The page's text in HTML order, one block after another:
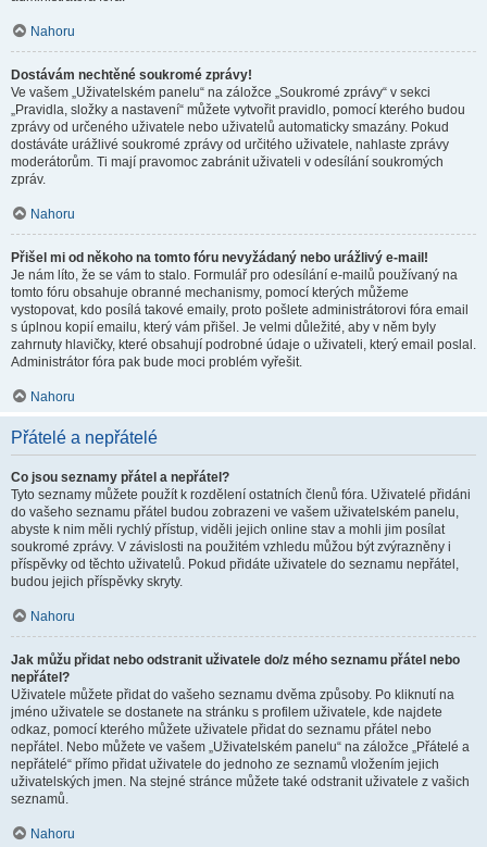
Nahoru
Dostávám nechtěné soukromé zprávy!
Ve vašem „Uživatelském panelu“ na záložce „Soukromé zprávy“ v sekci
„Pravidla, složky a nastavení“ můžete vytvořit pravidlo, pomocí kterého budou
zprávy od určeného uživatele nebo uživatelů automaticky smazány. Pokud
dostáváte urážlivé soukromé zprávy od určitého uživatele, nahlaste zprávy
moderátorům. Ti mají pravomoc zabránit uživateli v odesílání soukromých
zpráv.
Nahoru
Přišel mi od někoho na tomto fóru nevyžádaný nebo urážlivý e-mail!
Je nám líto, že se vám to stalo. Formulář pro odesílání e-mailů používaný na
tomto fóru obsahuje obranné mechanismy, pomocí kterých můžeme
vystopovat, kdo posílá takové emaily, proto pošlete administrátorovi fóra email
s úplnou kopií emailu, který vám přišel. Je velmi důležité, aby v něm byly
zahrnuty hlavičky, které obsahují podrobné údaje o uživateli, který email poslal.
Administrátor fóra pak bude moci problém vyřešit.
Nahoru
Přátelé a nepřátelé
Co jsou seznamy přátel a nepřátel?
Tyto seznamy můžete použít k rozdělení ostatních členů fóra. Uživatelé přidáni
do vašeho seznamu přátel budou zobrazeni ve vašem uživatelském panelu,
abyste k nim měli rychlý přístup, viděli jejich online stav a mohli jim posílat
soukromé zprávy. V závislosti na použitém vzhledu můžou být zvýrazněny i
příspěvky od těchto uživatelů. Pokud přidáte uživatele do seznamu nepřátel,
budou jejich příspěvky skryty.
Nahoru
Jak můžu přidat nebo odstranit uživatele do/z mého seznamu přátel nebo
nepřátel?
Uživatele můžete přidat do vašeho seznamu dvěma způsoby. Po kliknutí na
jméno uživatele se dostanete na stránku s profilem uživatele, kde najdete
odkaz, pomocí kterého můžete uživatele přidat do seznamu přátel nebo
nepřátel. Nebo můžete ve vašem „Uživatelském panelu“ na záložce „Přátelé a
nepřátelé“ přímo přidat uživatele do jednoho ze seznamů vložením jejich
uživatelských jmen. Na stejné stránce můžete také odstranit uživatele z vašich
seznamů.
Nahoru